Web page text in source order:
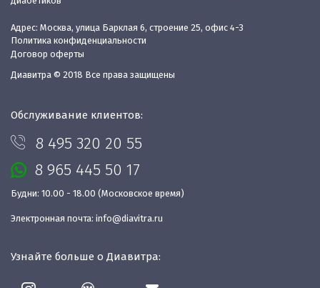
Адрес: Москва, улица Барклая 6, строение 25, офис 4-3
Политика конфиденциальности
Договор оферты
Диавитра © 2018 Все права защищены
Обслуживание клиентов:
8 495 320 20 55
8 965 445 50 17
Будни: 10.00 - 18.00 (Московское время)
Электронная почта: info@diavitra.ru
Узнайте больше о Диавитра: